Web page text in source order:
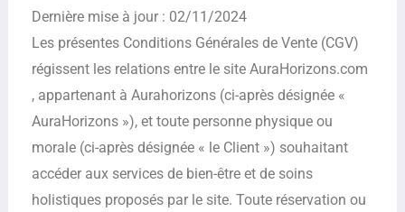
Dernière mise à jour : 02/11/2024
Les présentes Conditions Générales de Vente (CGV)
régissent les relations entre le site AuraHorizons.com
, appartenant à Aurahorizons (ci-après désignée «
AuraHorizons »), et toute personne physique ou
morale (ci-après désignée « le Client ») souhaitant
accéder aux services de bien-être et de soins
holistiques proposés par le site. Toute réservation ou